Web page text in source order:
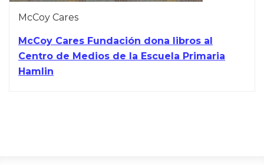
McCoy Cares
McCoy Cares Fundación dona libros al
Centro de Medios de la Escuela Primaria
Hamlin